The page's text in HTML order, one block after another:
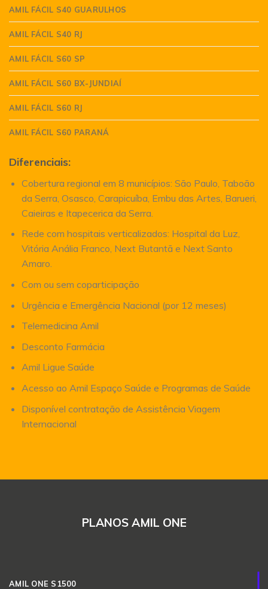
AMIL FÁCIL S40 GUARULHOS
AMIL FÁCIL S40 RJ
AMIL FÁCIL S60 SP
AMIL FÁCIL S60 BX-JUNDIAÍ
AMIL FÁCIL S60 RJ
AMIL FÁCIL S60 PARANÁ
Diferenciais:
Cobertura regional em 8 municípios: São Paulo, Taboão
da Serra, Osasco, Carapicuíba, Embu das Artes, Barueri,
Caieiras e Itapecerica da Serra.
Rede com hospitais verticalizados: Hospital da Luz,
Vitória Anália Franco, Next Butantã e Next Santo
Amaro.
Com ou sem coparticipação
Urgência e Emergência Nacional (por 12 meses)
Telemedicina Amil
Desconto Farmácia
Amil Ligue Saúde
Acesso ao Amil Espaço Saúde e Programas de Saúde
Disponível contratação de Assistência Viagem
Internacional
PLANOS AMIL ONE
AMIL ONE S1500